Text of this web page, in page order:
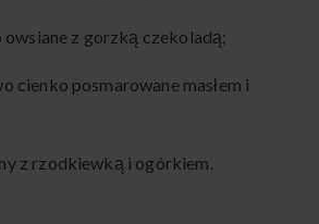
z gorzką czekoladą;
cienko posmarowane masłem i
z rzodkiewką i ogórkiem.